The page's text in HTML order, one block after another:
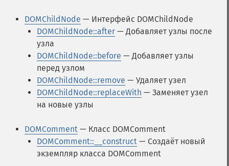
DOMChildNode — Интерфейс DOMChildNode
DOMChildNode::after — Добавляет узлы после
узла
DOMChildNode::before — Добавляет узлы
перед узлом
DOMChildNode::remove — Удаляет узел
DOMChildNode::replaceWith — Заменяет узел
на новые узлы
DOMComment — Класс DOMComment
DOMComment::__construct — Создаёт новый
экземпляр класса DOMComment